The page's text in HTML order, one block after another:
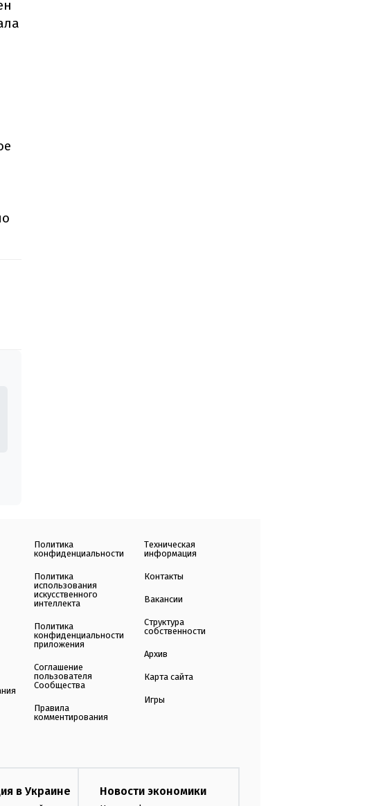
Политика
конфиденциальности
Политика
использования
искусственного
интеллекта
Политика
конфиденциальности
приложения
Соглашение
пользователя
Сообщества
Правила
комментирования
Техническая
информация
Контакты
Вакансии
Структура
собственности
Архив
Карта сайта
Игры
в Украине Новости экономики